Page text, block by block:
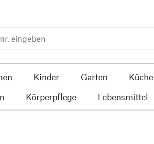
Kinder Garten Küche
Körperpflege Lebensmittel